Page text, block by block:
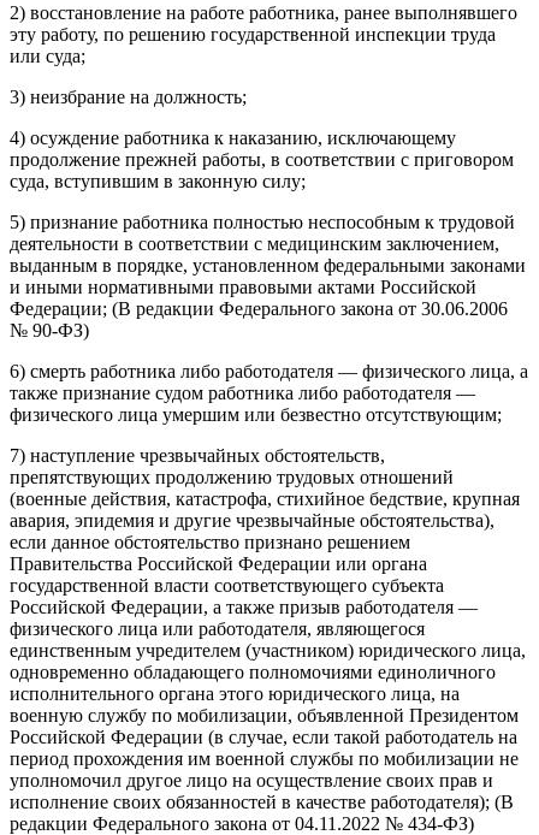
2) восстановление на работе работника, ранее выполнявшего
эту работу, по решению государственной инспекции труда
или суда;
3) неизбрание на должность;
4) осуждение работника к наказанию, исключающему
продолжение прежней работы, в соответствии с приговором
суда, вступившим в законную силу;
5) признание работника полностью неспособным к трудовой
деятельности в соответствии с медицинским заключением,
выданным в порядке, установленном федеральными законами
и иными нормативными правовыми актами Российской
Федерации; (В редакции Федерального закона от 30.06.2006
№ 90-ФЗ)
6) смерть работника либо работодателя — физического лица, а
также признание судом работника либо работодателя —
физического лица умершим или безвестно отсутствующим;
7) наступление чрезвычайных обстоятельств,
препятствующих продолжению трудовых отношений
(военные действия, катастрофа, стихийное бедствие, крупная
авария, эпидемия и другие чрезвычайные обстоятельства),
если данное обстоятельство признано решением
Правительства Российской Федерации или органа
государственной власти соответствующего субъекта
Российской Федерации, а также призыв работодателя —
физического лица или работодателя, являющегося
единственным учредителем (участником) юридического лица,
одновременно обладающего полномочиями единоличного
исполнительного органа этого юридического лица, на
военную службу по мобилизации, объявленной Президентом
Российской Федерации (в случае, если такой работодатель на
период прохождения им военной службы по мобилизации не
уполномочил другое лицо на осуществление своих прав и
исполнение своих обязанностей в качестве работодателя); (В
редакции Федерального закона от 04.11.2022 № 434-ФЗ)